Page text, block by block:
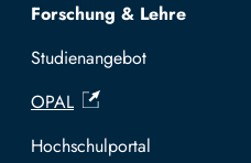
Forschung & Lehre
Studienangebot
OPAL
Hochschulportal